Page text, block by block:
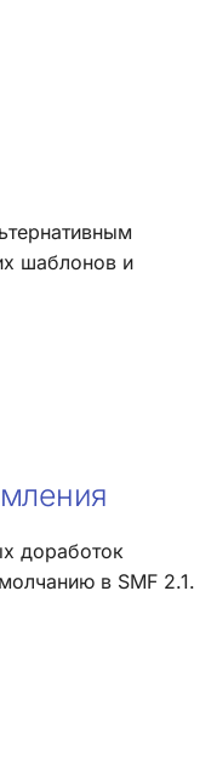
шаблонов и
доработок
в SMF 2.1.